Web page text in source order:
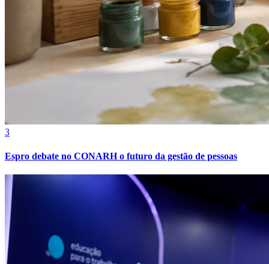
3
Espro debate no CONARH o futuro da gestão de pessoas